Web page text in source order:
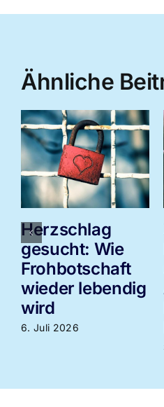
Ähnliche
Herzschlag
gesucht: Wie
Frohbotschaft
wieder lebendig
wird
6. Juli 2026